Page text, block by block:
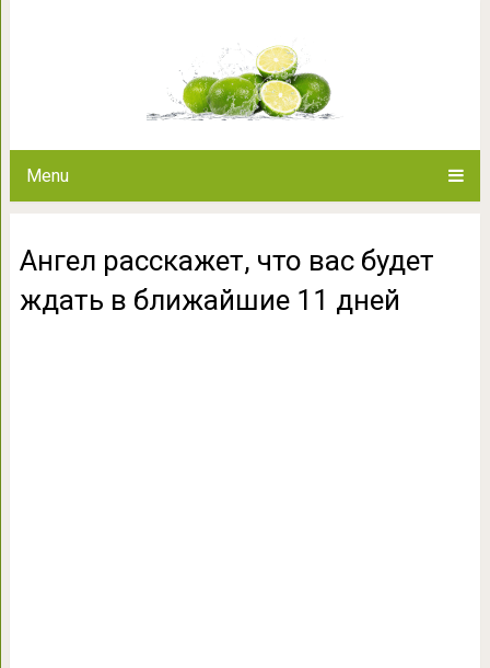
Menu
Ангел расскажет, что вас будет
ждать в ближайшие 11 дней